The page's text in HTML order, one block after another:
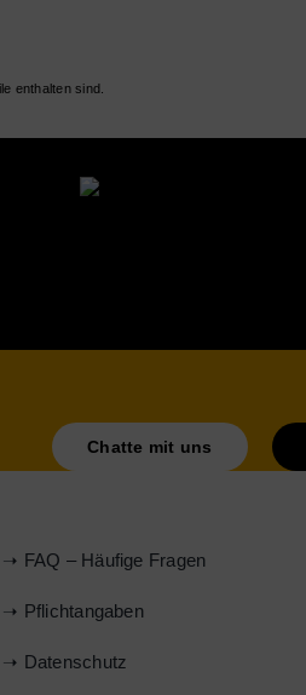
enthalten sind.
Chatte mit uns
➝ FAQ – Häufige Fragen
➝ Pflichtangaben
➝ Datenschutz